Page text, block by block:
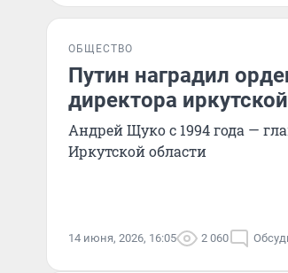
ОБЩЕСТВО
Путин наградил
директора
Андрей Щуко с 1994 года —
Иркутской области
14 июня, 2026, 16:05 2 060